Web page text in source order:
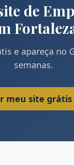
de
e apareça no
semanas.
meu site grátis